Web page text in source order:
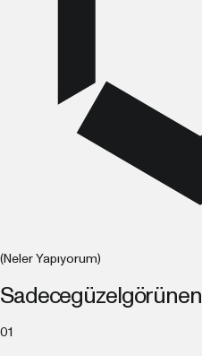
(Neler Yapıyorum)
Sadecegüzel görünen
01